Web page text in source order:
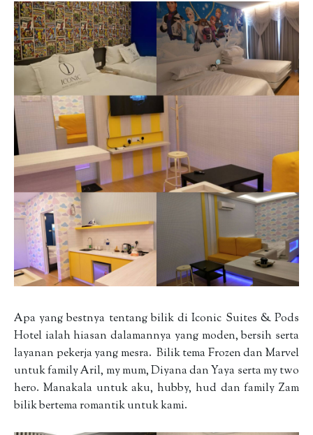
Apa yang bestnya tentang bilik di Iconic Suites & Pods
Hotel ialah hiasan dalamannya yang moden, bersih serta
layanan pekerja yang mesra. Bilik tema Frozen dan Marvel
untuk family Aril, my mum, Diyana dan Yaya serta my two
hero. Manakala untuk aku, hubby, hud dan family Zam
bilik bertema romantik untuk kami.